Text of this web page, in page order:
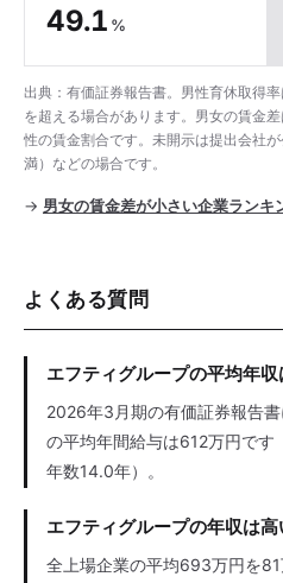
49.1 %
出典：有価証券報告書。男性育休取得
を超える場合があります。男女の賃金
性の賃金割合です。未開示は提出会社
満）などの場合です。
→ 男女の賃金差が小さい企業ランキ
よくある質問
エフティグループの平均年
2026年3月期の有価証券報告
の平均年間給与は612万円で
年数14.0年）。
エフティグループの年収は高
全上場企業の平均693万円を